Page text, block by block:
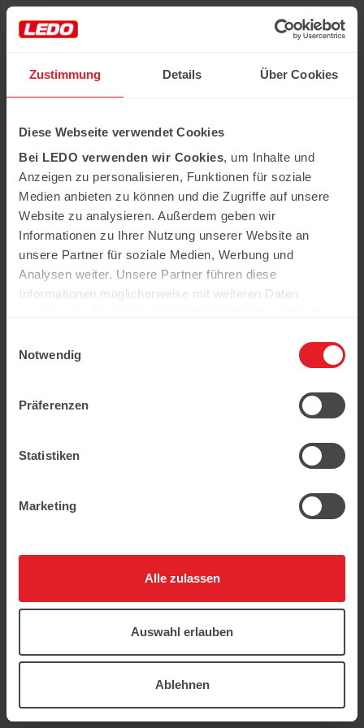
Zustimmung Details Über Cookies
Diese Webseite verwendet Cookies
Bei LEDO verwenden wir Cookies, um Inhalte und
Anzeigen zu personalisieren, Funktionen für soziale
Medien anbieten zu können und die Zugriffe auf unsere
Website zu analysieren. Außerdem geben wir
Informationen zu Ihrer Nutzung unserer Website an
unsere Partner für soziale Medien, Werbung und
Analysen weiter. Unsere Partner führen diese
Informationen möglicherweise mit weiteren Daten
haben.
Notwendig
Präferenzen
Statistiken
Marketing
Alle zulassen
Auswahl erlauben
Ablehnen
Все необходимые продукты Вы можете
приобрести в сети
наших супермаркетов Ledo
Узнать больше
In der Kühweid 2a D-76661 Philippsburg-
Huttenheim
ledo.informiert@ledo-markt.de
Копирайт © 2026 Ledo. Все права